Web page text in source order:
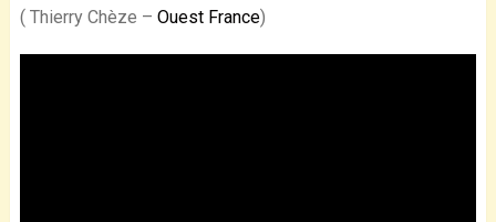
( Thierry Chèze – Ouest France)